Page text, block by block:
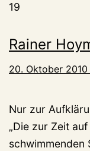
19
Rainer
20. Oktober 2010
Nur zur
„Die zur Zeit
schwimmenden